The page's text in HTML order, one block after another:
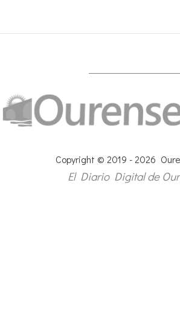
Copyright © 2019 - 2026
El Diario Digital de